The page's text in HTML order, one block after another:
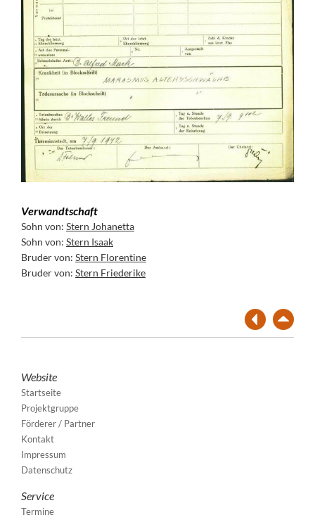
Verwandtschaft
Sohn von: Stern Johanetta
Sohn von: Stern Isaak
Bruder von: Stern Florentine
Bruder von: Stern Friederike
Website
Startseite
Projektgruppe
Förderer / Partner
Kontakt
Impressum
Datenschutz
Service
Termine